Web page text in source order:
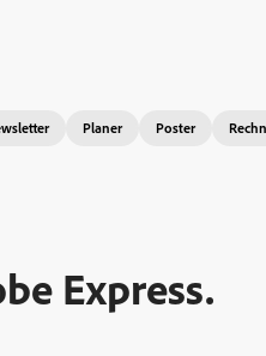
Planer Poster
Express.